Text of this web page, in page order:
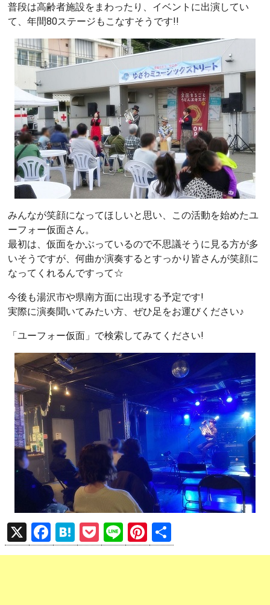
普段は高齢者施設をまわったり、イベントに出演してい
て、年間80ステージもこなすそうです!!
みんなが笑顔になってほしいと思い、この活動を始めたユ
ーフォー仮面さん。
最初は、仮面をかぶっているので不思議そうに見る方が多
いそうですが、何曲か演奏するとすっかり皆さんが笑顔に
なってくれるんですって☆
今後も湯沢市や県南方面に出現する予定です!
実際に演奏聞いてみたい方、ぜひ足をお運びください♪
「ユーフォー仮面」で検索してみてください!
X
F
a
H
at
P
o
Li
n
Pi
nt 有